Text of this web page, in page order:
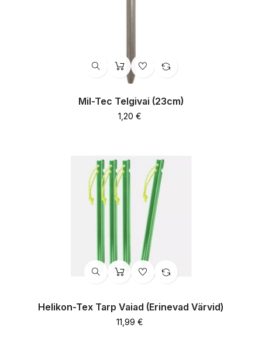
Mil-Tec Telgivai (23cm)
Hind
1,20 €
Helikon-Tex Tarp Vaiad (erinevad Värvid)
Hind
11,99 €